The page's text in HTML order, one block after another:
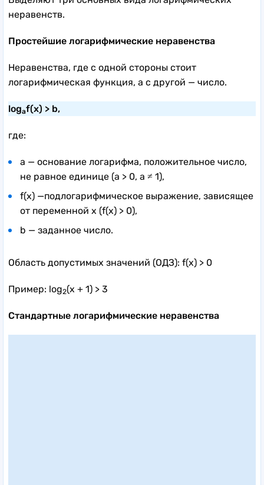
неравенств.
Простейшие логарифмические неравенства
Неравенства, где с одной стороны стоит
логарифмическая функция, а с другой — число.
logaf(x) > b,
где:
a — основание логарифма, положительное число,
не равное единице (a > 0, a ≠ 1),
f(x) —подлогарифмическое выражение, зависящее
от переменной x (f(x) > 0),
b — заданное число.
Область допустимых значений (ОДЗ): f(x) > 0
Пример: log2(x + 1) > 3
Стандартные логарифмические неравенства